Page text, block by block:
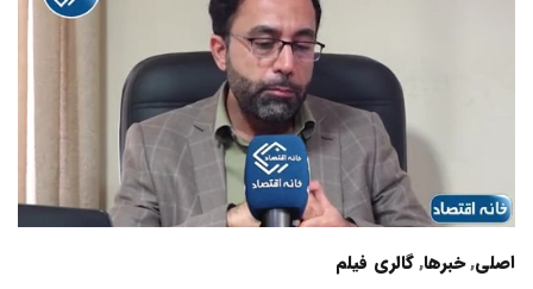
اصلی,خبرها,گالری فیلم